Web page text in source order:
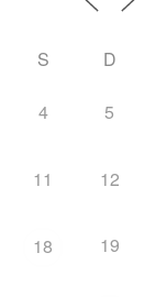
S D
4 5
11 12
18 19